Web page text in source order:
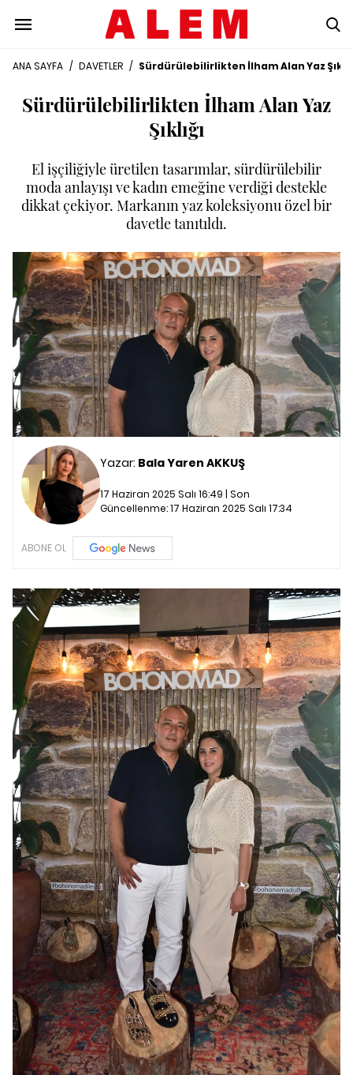
ANA SAYFA / DAVETLER / Sürdürülebilirlikten İlham Alan Yaz
Sürdürülebilirlikten İlham Alan Yaz
Şıklığı
El işçiliğiyle üretilen tasarımlar, sürdürülebilir
moda anlayışı ve kadın emeğine verdiği destekle
dikkat çekiyor. Markanın yaz koleksiyonu özel bir
davetle tanıtıldı.
Yazar: Bala Yaren AKKUŞ
17 Haziran 2025 Salı 16:49 | Son
Güncellenme:17 Haziran 2025 Salı 17:34
ABONE OL